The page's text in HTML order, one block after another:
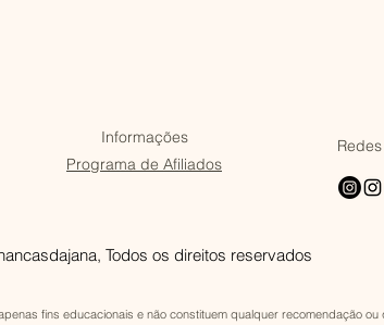
Informações
Programa de Afiliados
Todos os direitos reservados​
fins educacionais e não constituem qualquer recomendação